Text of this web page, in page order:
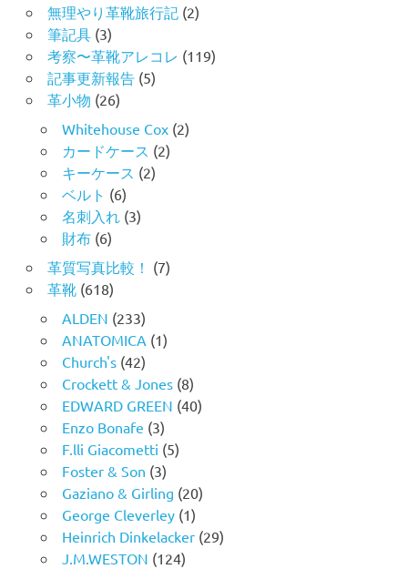
無理やり革靴旅行記 (2)
筆記具(3)
考察〜革靴アレコレ (119)
記事更新報告(5)
革小物 (26)
Whitehouse Cox(2)
カードケース (2)
キーケース (2)
ベルト (6)
名刺入れ (3)
財布(6)
革質写真比較！ (7)
革靴(618)
ALDEN (233)
ANATOMICA (1)
Church's(42)
Crockett & Jones(8)
EDWARD GREEN (40)
Enzo Bonafe (3)
F.lli Giacometti (5)
Foster & Son (3)
Gaziano & Girling (20)
George Cleverley(1)
Heinrich Dinkelacker(29)
J.M.WESTON (124)